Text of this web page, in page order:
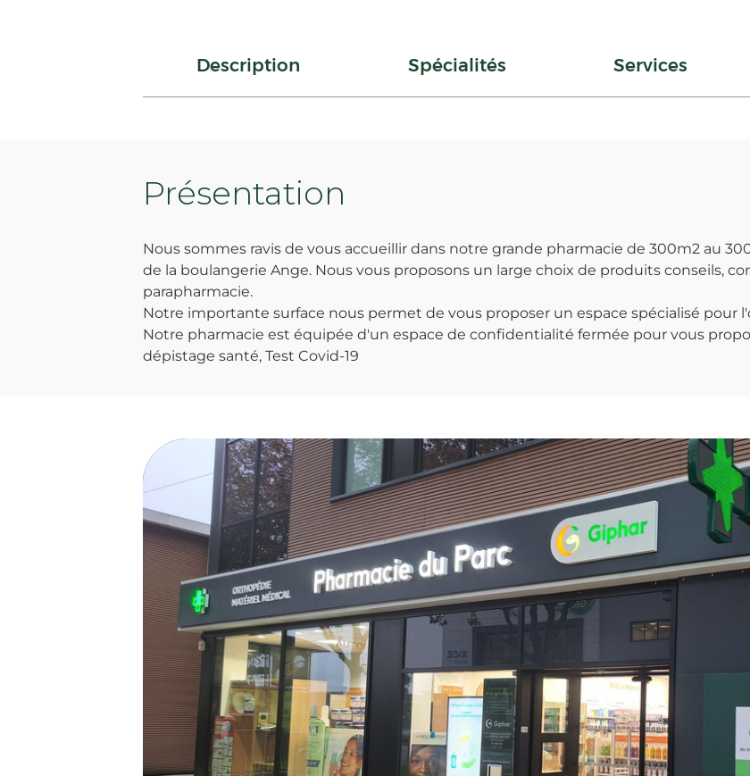
Description Spécialités Services
Présentation
Nous sommes ravis de vous accueillir dans notre grande pharmacie de 300m2 au
de la boulangerie Ange. Nous vous proposons un large choix de produits conseils,
parapharmacie.
Notre importante surface nous permet de vous proposer un espace spécialisé pour
Notre pharmacie est équipée d'un espace de confidentialité fermée pour vous
dépistage santé, Test Covid-19